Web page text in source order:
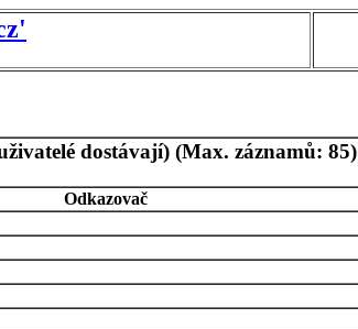
dostávají) (Max. záznamů: 85)
Odkazovač